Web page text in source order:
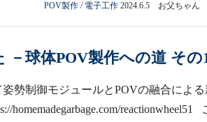
POV製作 / 電子工作 2024.6.5 お父ちゃん
球体POV製作への道 その
勢制御モジュールとPOVの融合による
homemadegarbage.com/reactionwheel51